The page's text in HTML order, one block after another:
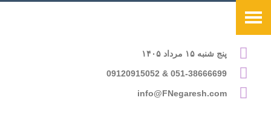
پنج شنبه ۱۵ مرداد ۱۴۰۵
051-38666699 & 09120915052
info@FNegaresh.com